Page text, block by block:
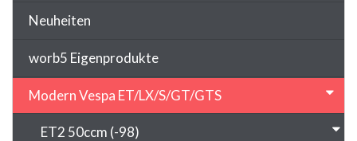
Neuheiten
worb5 Eigenprodukte
Modern Vespa ET/LX/S/GT/GTS
ET2 50ccm (-98)